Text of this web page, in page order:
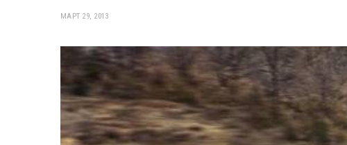
МАРТ 29, 2013